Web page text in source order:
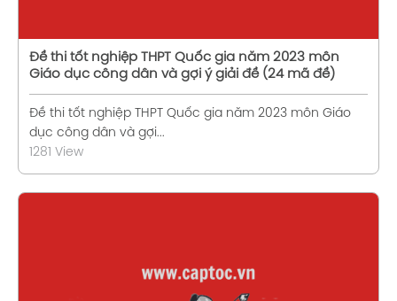
Đề thi tốt nghiệp THPT Quốc gia năm 2023 môn
Giáo dục công dân và gợi ý giải đề (24 mã đề)
Đề thi tốt nghiệp THPT Quốc gia năm 2023 môn Giáo
dục công dân và gợi...
1281 View